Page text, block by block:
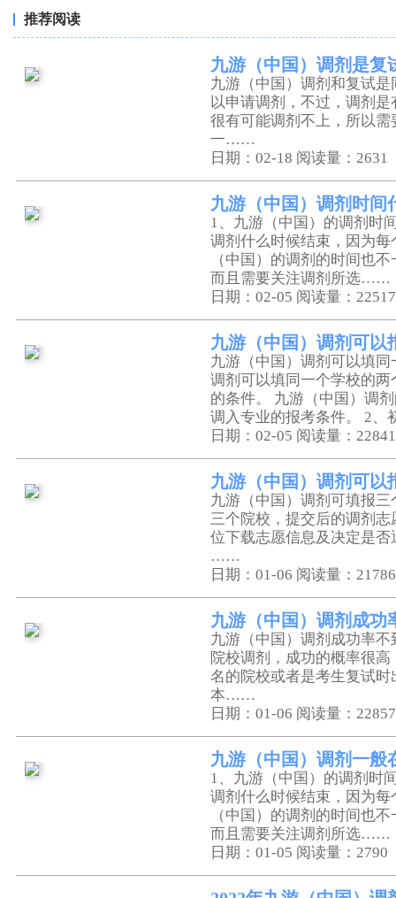
推荐阅读
九游（中国）调剂是复
九游（中国）调剂和复试
以申请调剂，不过，调剂
很有可能调剂不上，所以
一……
日期：02-18 阅读量：2631
九游（中国）调剂时间
1、九游（中国）的调剂时
调剂什么时候结束，因为
（中国）的调剂的时间也
而且需要关注调剂所选……
日期：02-05 阅读量：22517
九游（中国）调剂可以
九游（中国）调剂可以填
调剂可以填同一个学校的
的条件。 九游（中国）调
调入专业的报考条件。 2
日期：02-05 阅读量：22841
九游（中国）调剂可以
九游（中国）调剂可填报
三个院校，提交后的调剂
位下载志愿信息及决定是
……
日期：01-06 阅读量：21786
九游（中国）调剂成功
九游（中国）调剂成功率
院校调剂，成功的概率很
名的院校或者是考生复试
本……
日期：01-06 阅读量：22857
九游（中国）调剂一般
1、九游（中国）的调剂时
调剂什么时候结束，因为
（中国）的调剂的时间也
而且需要关注调剂所选……
日期：01-05 阅读量：2790